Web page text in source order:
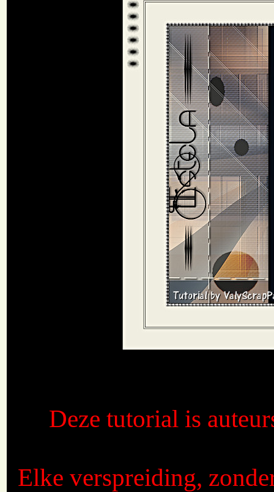
Deze tutorial is
Elke verspreiding,